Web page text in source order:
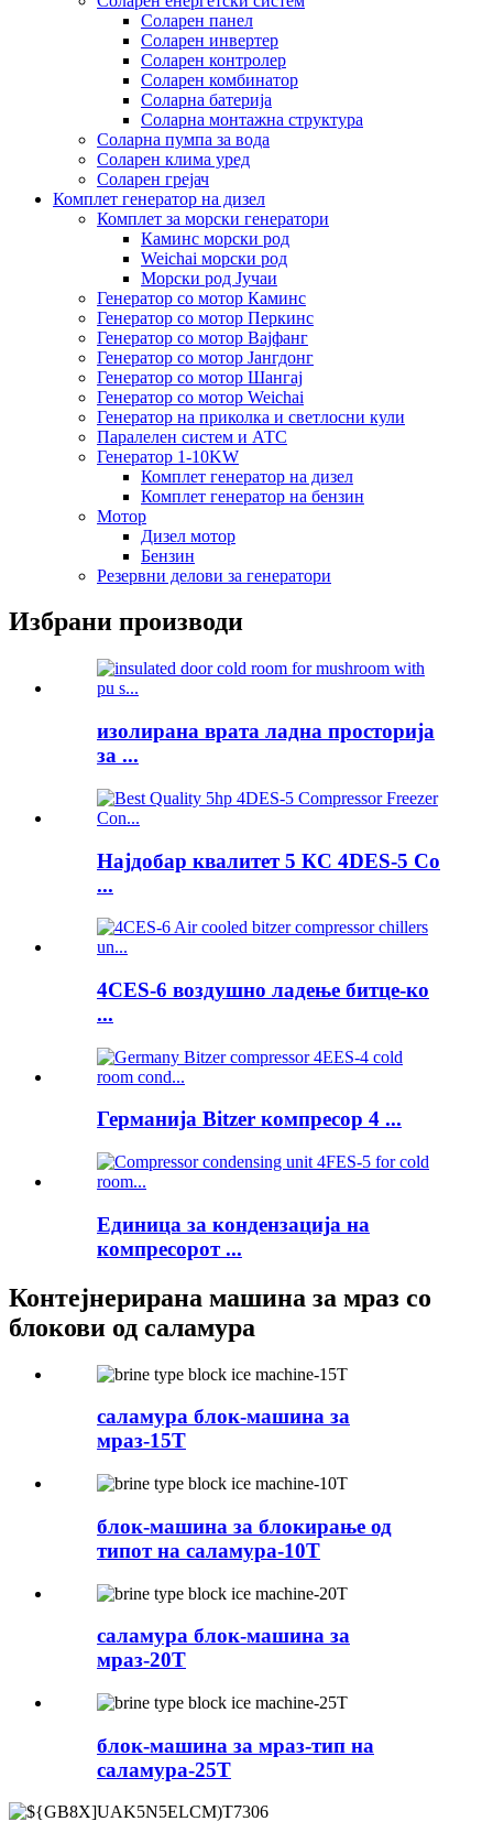
Соларен панел
Соларен инвертер
Соларен контролер
Соларен комбинатор
Соларна батерија
Соларна монтажна структура
Соларна пумпа за вода
Соларен клима уред
Соларен грејач
Комплет генератор на дизел
Комплет за морски генератори
Каминс морски род
Weichai морски род
Морски род Јучаи
Генератор со мотор Каминс
Генератор со мотор Перкинс
Генератор со мотор Вајфанг
Генератор со мотор Јангдонг
Генератор со мотор Шангај
Генератор со мотор Weichai
Генератор на приколка и светлосни кули
Паралелен систем и АТС
Генератор 1-10KW
Комплет генератор на дизел
Комплет генератор на бензин
Мотор
Дизел мотор
Бензин
Резервни делови за генератори
Избрани производи
изолирана врата ладна просторија
за ...
Најдобар квалитет 5 КС 4DES-5 Co
...
4CES-6 воздушно ладење битце-ко
...
Германија Bitzer компресор 4 ...
Единица за кондензација на
компресорот ...
Контејнерирана машина за мраз со
блокови од саламура
саламура блок-машина за
мраз-15T
блок-машина за блокирање од
типот на саламура-10T
саламура блок-машина за
мраз-20T
блок-машина за мраз-тип на
саламура-25T